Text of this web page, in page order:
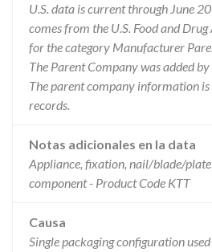
U.S. data is current through June
comes from the U.S. Food and
for the category Manufacturer
The Parent Company was added by
The parent company information
records.
Notas adicionales en la data
Appliance, fixation, nail/blade/
component - Product Code KTT
Causa
Single packaging configuration